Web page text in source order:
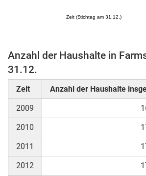
(Mikrozensus)
Zeit (Stichtag am 31.12.)
Anzahl der Haushalte in
31.12.
Zeit Anzahl der Haushalte
2009
2010
2011
2012